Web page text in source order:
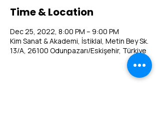
Time & Location
Dec 25, 2022, 8:00 PM – 9:00 PM
Kim Sanat & Akademi, İstiklal, Metin Bey Sk.
13/A, 26100 Odunpazarı/Eskişehir, Türkiye